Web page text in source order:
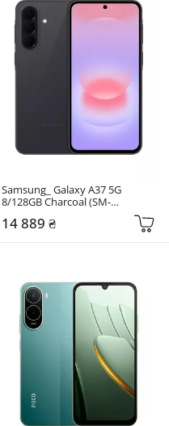
Samsung_ Galaxy A37 5G
8/128GB Charcoal (SM-
14 889 ₴